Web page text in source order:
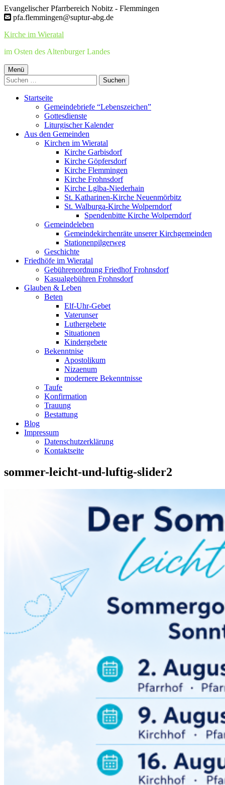
Springe
zum
Evangelischer Pfarrbereich Nobitz - Flemmingen
pfa.flemmingen@suptur-abg.de
Kirche im Wieratal
im Osten des Altenburger Landes
Primäres
Menü
Menü
Suchen
nach:
Startseite
Gemeindebriefe “Lebenszeichen”
Gottesdienste
Liturgischer Kalender
Aus den Gemeinden
Kirchen im Wieratal
Kirche Garbisdorf
Kirche Göpfersdorf
Kirche Flemmingen
Kirche Frohnsdorf
Kirche Lglba-Niederhain
St. Katharinen-Kirche Neuenmörbitz
St. Walburga-Kirche Wolperndorf
Spendenbitte Kirche Wolperndorf
Gemeindeleben
Gemeindekirchenräte unserer Kirchgemeinden
Stationenpilgerweg
Geschichte
Friedhöfe im Wieratal
Gebührenordnung Friedhof Frohnsdorf
Kasualgebühren Frohnsdorf
Glauben & Leben
Beten
Elf-Uhr-Gebet
Vaterunser
Luthergebete
Situationen
Kindergebete
Bekenntnise
Apostolikum
Nizaenum
modernere Bekenntnisse
Taufe
Konfirmation
Trauung
Bestattung
Blog
Impressum
Datenschutzerklärung
Kontaktseite
sommer-leicht-und-luftig-slider2